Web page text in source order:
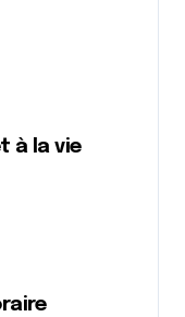
à la vie